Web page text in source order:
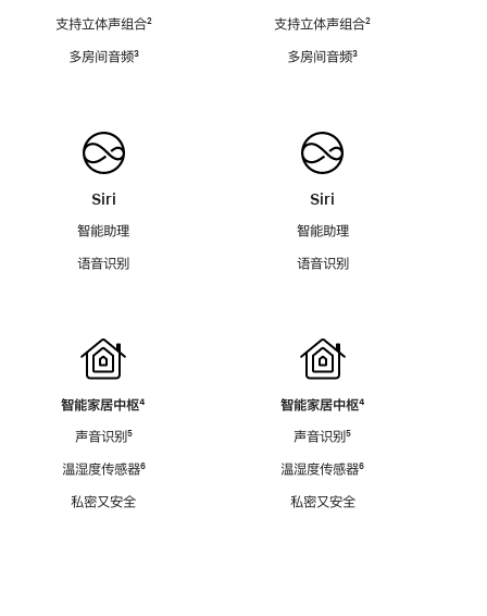
支持立体声组合脚
²
多房间音频脚
³
Siri
智能助理
语音识别
智能家居中枢脚
⁴
声音识别脚
⁵
温湿度传感器脚
⁶
私密又安全
支持立体声组合脚
²
多房间音频脚
³
Siri
智能助理
语音识别
智能家居中枢脚
⁴
声音识别脚
⁵
温湿度传感器脚
⁶
私密又安全